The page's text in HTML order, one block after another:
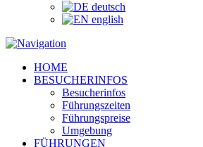
deutsch
english
HOME
BESUCHERINFOS
Besucherinfos
Führungszeiten
Führungspreise
Umgebung
FÜHRUNGEN